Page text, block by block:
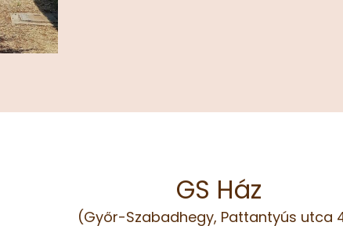
GS Ház
(Győr-Szabadhegy, Pattantyús utca